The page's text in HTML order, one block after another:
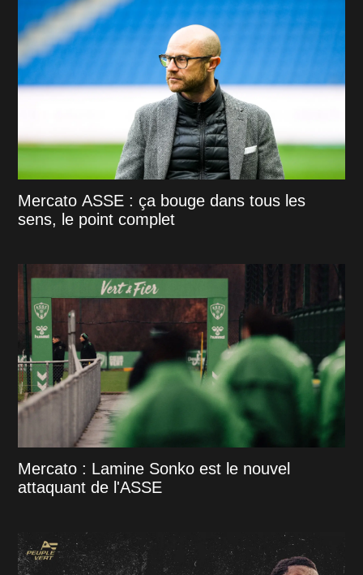
Mercato ASSE : ça bouge dans tous les
sens, le point complet
Mercato : Lamine Sonko est le nouvel
attaquant de l'ASSE